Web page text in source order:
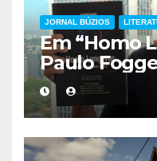
JORNAL BÚZIOS
Em “Homo
Paulo
viver mais
forma de